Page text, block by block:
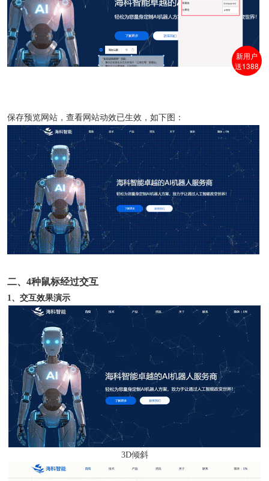
保存预览网站，查看网站动效已生效，如下图：
二、 4种鼠标经过交互
1 、交互效果演示
3D倾斜
新用户
送1388